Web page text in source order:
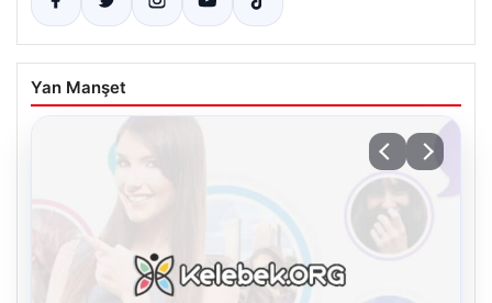
Yan Manşet